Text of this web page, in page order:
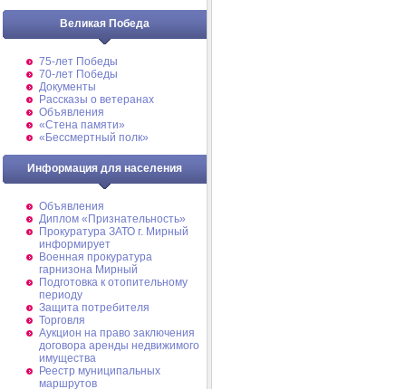
Великая Победа
75-лет Победы
70-лет Победы
Документы
Рассказы о ветеранах
Объявления
«Стена памяти»
«Бессмертный полк»
Информация для населения
Объявления
Диплом «Признательность»
Прокуратура ЗАТО г. Мирный
информирует
Военная прокуратура
гарнизона Мирный
Подготовка к отопительному
периоду
Защита потребителя
Торговля
Аукцион на право заключения
договора аренды недвижимого
имущества
Реестр муниципальных
маршрутов